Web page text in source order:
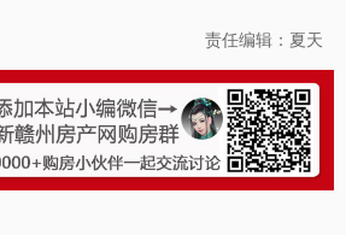
责任编辑：夏天